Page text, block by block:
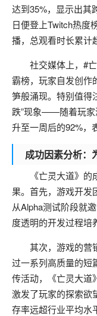
达到35%，显示出其
日便登上Twitch热度
播，总观看时长累计
社交媒体上，#
霸榜，玩家自发创作
笋般涌现。特别值得
跌”现象——随着玩家
升至一周后的92%，
成功因素分析：
《亡灵大道》
果。首先，游戏开发
从Alpha测试阶段就
度透明的开发过程培
其次，游戏的营
过一系列高质量的短
传活动，《亡灵大道
激发了玩家的探索欲
存率远超行业平均水